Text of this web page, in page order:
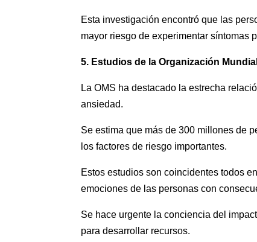
Esta investigación encontró que las
mayor riesgo de experimentar síntomas
5. Estudios de la Organización
La OMS ha destacado la estrecha
ansiedad.
Se estima que más de 300 millones de
los factores de riesgo importantes.
Estos estudios son coincidentes todos
emociones de las personas con
Se hace urgente la conciencia del
para desarrollar recursos.